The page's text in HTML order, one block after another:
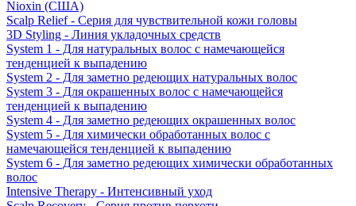
Nioxin (США)
Scalp Relief - Серия для чувствительной кожи головы
3D Styling - Линия укладочных средств
System 1 - Для натуральных волос с намечающейся
тенденцией к выпадению
System 2 - Для заметно редеющих натуральных волос
System 3 - Для окрашенных волос с намечающейся
тенденцией к выпадению
System 4 - Для заметно редеющих окрашенных волос
System 5 - Для химически обработанных волос с
намечающейся тенденцией к выпадению
System 6 - Для заметно редеющих химически обработанных
волос
Intensive Therapy - Интенсивный уход